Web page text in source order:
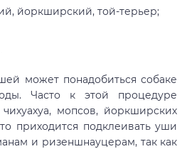
йоркширский, той-терьер;
может понадобиться собаке
Часто к этой процедуре
мопсов, йоркширских
приходится подклеивать уши
и ризеншнауцерам, так как